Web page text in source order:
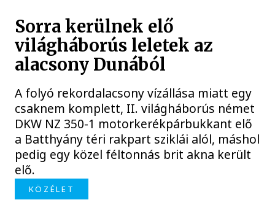
Sorra kerülnek elő
világháborús leletek az
alacsony Dunából
A folyó rekordalacsony vízállása miatt egy
csaknem komplett, II. világháborús német
DKW NZ 350-1 motorkerékpárbukkant elő
a Batthyány téri rakpart sziklái alól, máshol
pedig egy közel féltonnás brit akna került
elő.
KÖZÉLET